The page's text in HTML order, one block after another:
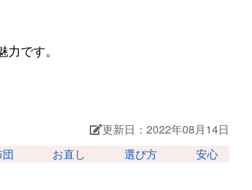
です。
更新日：2022年08月14日
お直し 選び方 安心